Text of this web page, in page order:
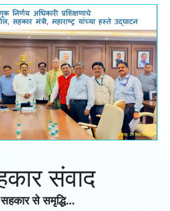
संवाद
सहकार से समृद्धि...